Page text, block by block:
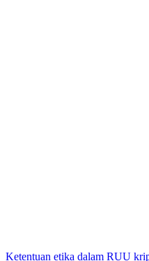
Ketentuan etika dalam RUU